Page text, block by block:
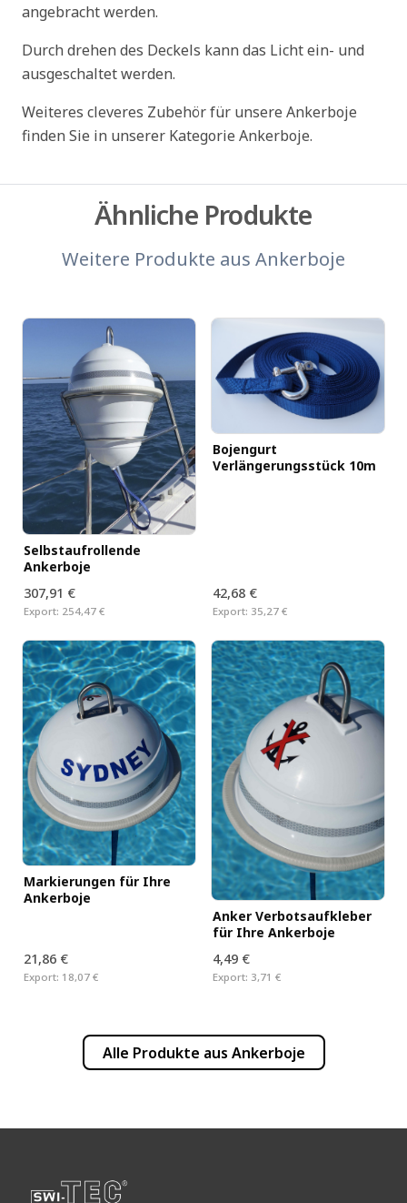
angebracht werden.
Durch drehen des Deckels kann das Licht ein- und
ausgeschaltet werden.
Weiteres cleveres Zubehör für unsere Ankerboje
finden Sie in unserer Kategorie Ankerboje.
Ähnliche Produkte
Weitere Produkte aus Ankerboje
Selbstaufrollende
Ankerboje
307,91 €
Export: 254,47 €
Bojengurt
Verlängerungsstück 10m
42,68 €
Export: 35,27 €
Markierungen für Ihre
Ankerboje
21,86 €
Export: 18,07 €
Anker Verbotsaufkleber
für Ihre Ankerboje
4,49 €
Export: 3,71 €
Alle Produkte aus Ankerboje